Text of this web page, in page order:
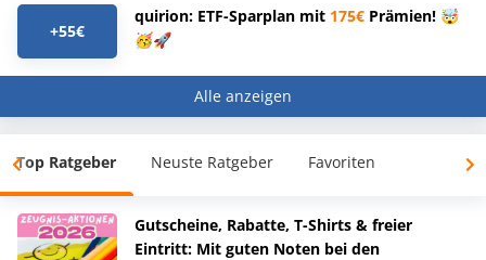
+55€
quirion: ETF-Sparplan mit 175€ Prämien! 🤯
🥳🚀
Alle anzeigen
Top Ratgeber Neuste Ratgeber Favoriten
Gutscheine, Rabatte, T-Shirts & freier
Eintritt: Mit guten Noten bei den